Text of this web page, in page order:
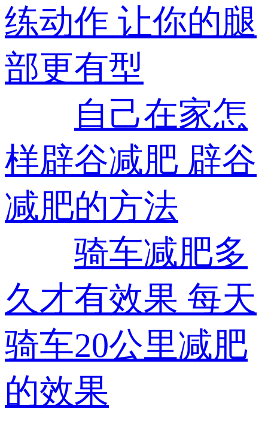
练动作 让你的腿
部更有型
自己在家怎
样辟谷减肥 辟谷
减肥的方法
骑车减肥多
久才有效果 每天
骑车20公里减肥
的效果